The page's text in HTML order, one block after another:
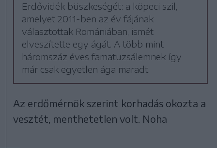
Erdővidék büszkeségét: a köpeci szil,
amelyet 2011-ben az év fájának
választottak Romániában, ismét
elveszítette egy ágát. A több mint
háromszáz éves famatuzsálemnek így
már csak egyetlen ága maradt.
Az erdőmérnök szerint korhadás okozta a
vesztét, menthetetlen volt. Noha